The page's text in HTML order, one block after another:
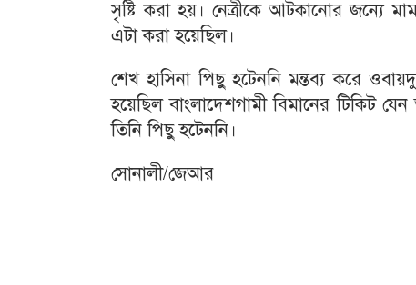
সৃষ্টি করা হয়। নেত্রীকে আটকানোর জন্যে
এটা করা হয়েছিল।
শেখ হাসিনা পিছু হটেননি মন্তব্য করে
হয়েছিল বাংলাদেশগামী বিমানের টিকিট
তিনি পিছু হটেননি।
সোনালী/জেআর